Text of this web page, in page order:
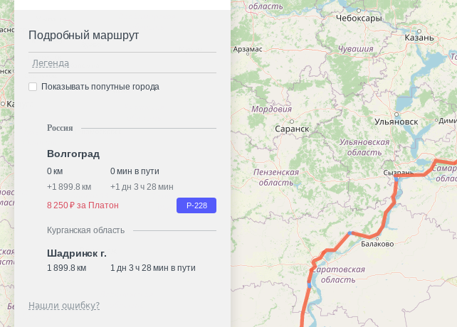
Подробный маршрут
Легенда
Показывать попутные города
Россия
Волгоград
0 км
0 мин в пути
+1 899.8 км +1 дн 3 ч 28 мин
8 250 ₽ за Платон
Р-228
Курганская область
Шадринск г.
1 899.8 км 1 дн 3 ч 28 мин в пути
Нашли ошибку?